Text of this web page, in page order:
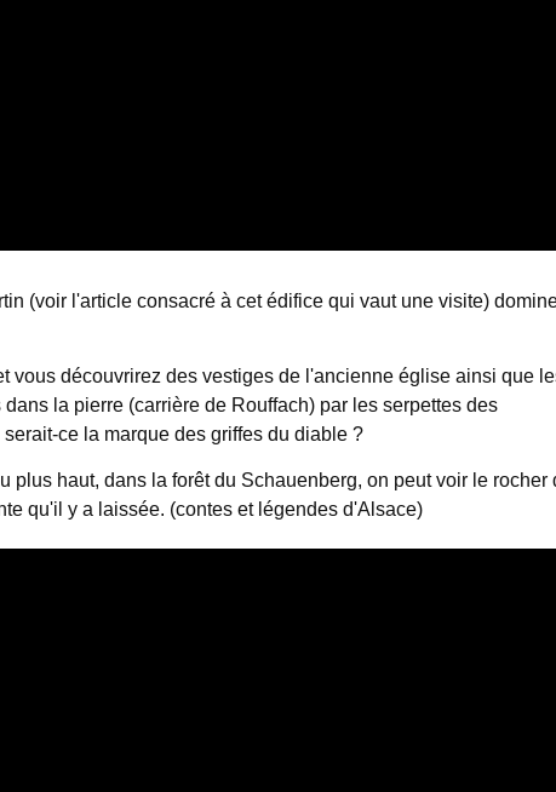
(voir l'article consacré à cet édifice qui vaut une visite)
vous découvrirez des vestiges de l'ancienne église ainsi que
la pierre (carrière de Rouffach) par les serpettes des
serait-ce la marque des griffes du diable ?
plus haut, dans la forêt du Schauenberg, on peut voir le rocher
qu'il y a laissée. (contes et légendes d'Alsace)